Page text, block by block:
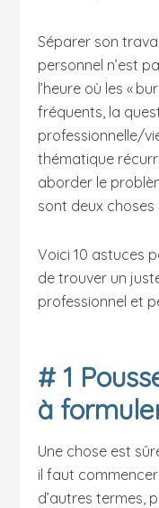
Séparer son
personnel n’est
l’heure où les «
fréquents, la
professionnelle/
thématique
aborder le
sont deux choses
Voici 10 astuces
de trouver un
professionnel et
# 1
à
Une chose est
il faut
d’autres termes,